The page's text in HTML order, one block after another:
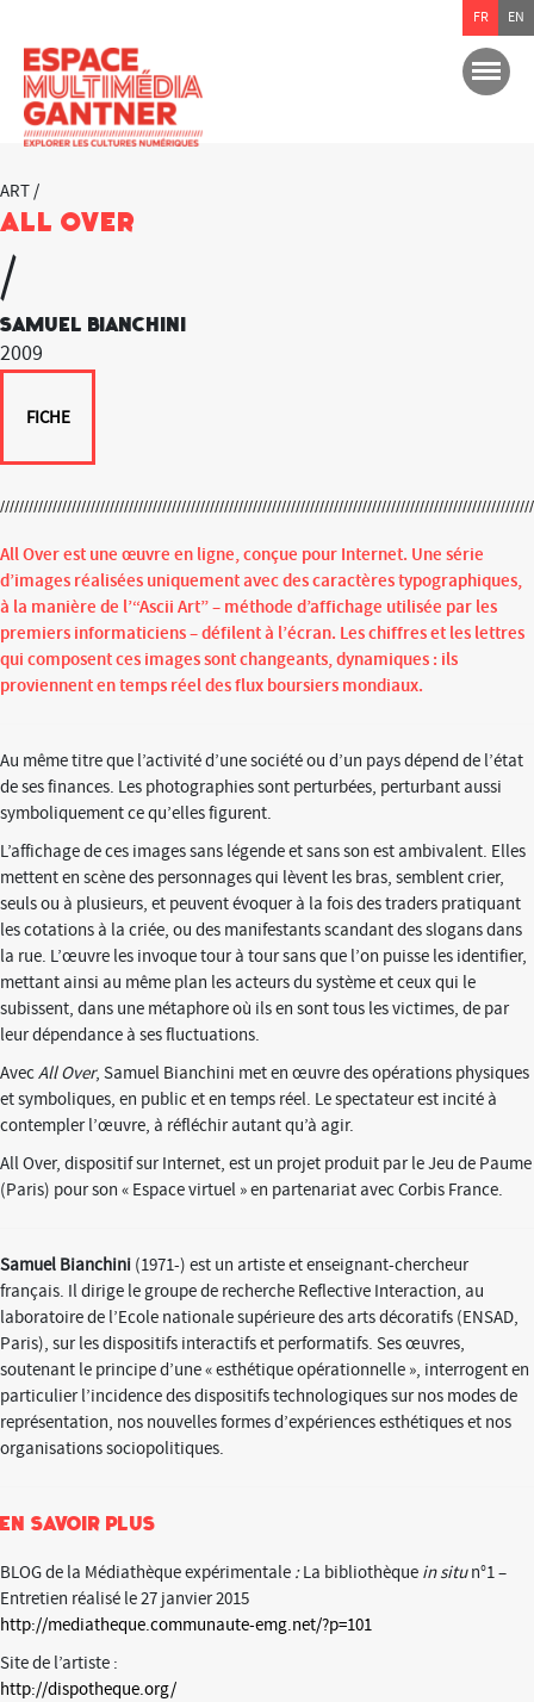
ART /
All Over
/
Samuel Bianchini
2009
FICHE
All Over est une œuvre en ligne, conçue pour Internet. Une série
d’images réalisées uniquement avec des caractères typographiques,
à la manière de l’“Ascii Art” – méthode d’affichage utilisée par les
premiers informaticiens – défilent à l’écran. Les chiffres et les lettres
qui composent ces images sont changeants, dynamiques : ils
proviennent en temps réel des flux boursiers mondiaux.
Au même titre que l’activité d’une société ou d’un pays dépend de l’état
de ses finances. Les photographies sont perturbées, perturbant aussi
symboliquement ce qu’elles figurent.
L’affichage de ces images sans légende et sans son est ambivalent. Elles
mettent en scène des personnages qui lèvent les bras, semblent crier,
seuls ou à plusieurs, et peuvent évoquer à la fois des traders pratiquant
les cotations à la criée, ou des manifestants scandant des slogans dans
la rue. L’œuvre les invoque tour à tour sans que l’on puisse les identifier,
mettant ainsi au même plan les acteurs du système et ceux qui le
subissent, dans une métaphore où ils en sont tous les victimes, de par
leur dépendance à ses fluctuations.
AvecAll Over, Samuel Bianchini met en œuvre des opérations physiques
et symboliques, en public et en temps réel. Le spectateur est incité à
contempler l’œuvre, à réfléchir autant qu’à agir.
All Over, dispositif sur Internet, est un projet produit par le Jeu de Paume
(Paris) pour son « Espace virtuel » en partenariat avec Corbis France.
Samuel Bianchini (1971-) est un artiste et enseignant-chercheur
français. Il dirige le groupe de recherche Reflective Interaction, au
laboratoire de l’Ecole nationale supérieure des arts décoratifs (ENSAD,
Paris), sur les dispositifs interactifs et performatifs. Ses œuvres,
soutenant le principe d’une « esthétique opérationnelle », interrogent en
particulier l’incidence des dispositifs technologiques sur nos modes de
représentation, nos nouvelles formes d’expériences esthétiques et nos
organisations sociopolitiques.
En savoir plus
BLOG de la Médiathèque expérimentale :La bibliothèque in situn°1 –
Entretien réalisé le 27 janvier 2015
http://mediatheque.communaute-emg.net/?p=101
Site de l’artiste :
http://dispotheque.org/
FR EN